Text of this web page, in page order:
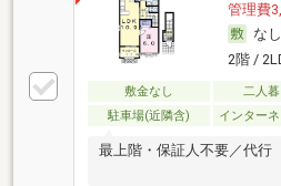
管理費
なし
2階 /
敷金なし 二人
駐車場(近隣含)
インター
最上階・保証人不要／代行